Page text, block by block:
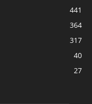
441
364
317
40
27